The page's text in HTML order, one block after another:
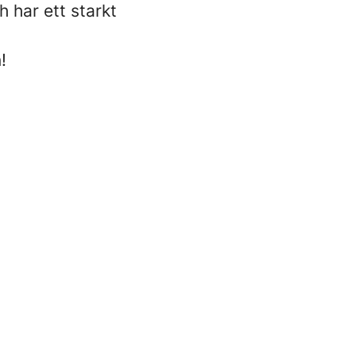
har ett starkt